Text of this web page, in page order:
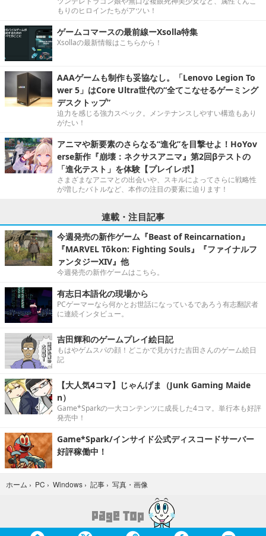
もりのヒロインたちがアツい！
ゲームコマースの最前線ーXsolla特集
Xsollaの最新情報はこちらから！
AAAゲームも制作も妥協なし。「Lenovo Legion To
wer 5」はCore Ultra世代の“全てこなせるゲーミング
デスクトップ”
迫力を感じる強力スペック。メンテナンスしやすい構造もあり
がたい！
アニマや新要素のさらなる“進化”を目撃せよ！HoYov
erse新作『崩壊：ネクサスアニマ』第2回βテストの
「進化テスト」を体験【プレイレポ】
さまざまなアニマとの出会いや、スキルによってさらに戦略性
が増したバトルなど、本作の注目の要素に迫ります！
連載・注目記事
今週発売の新作ゲーム『Beast of Reincarnation』
『MARVEL Tōkon: Fighting Souls』『ファイナルフ
ァンタジーXIV』他
今週発売の新作ゲームはこちら。
有志日本語化の現場から
PCゲーマーなら何かとお世話になっているであろう有志翻訳者
に連続インタビュー。
吉田輝和のゲームプレイ絵日記
もはやゲムスパの顔！どこかで見かけた吉田さんのゲーム絵日
記
【大人気4コマ】じゃんげま（Junk Gaming Maide
n）
Game*Sparkの一大コンテンツに成長した4コマ。単行本も好評
発売中！
Game*Spark/インサイド公式ディスコードサーバー
好評稼働中！
ホーム › PC › Windows › 記事 › 写真・画像